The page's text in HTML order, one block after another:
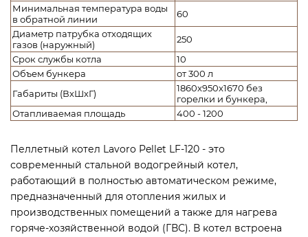
Минимальная температура воды
в обратной линии
60
Диаметр патрубка отходящих
газов (наружный)
250
Срок службы котла
10
Объем бункера
от 300 л
Габариты (ВхШхГ)
1860x950x1670 без
горелки и бункера,
Отапливаемая площадь
400 - 1200
Пеллетный котел Lavoro Pellet LF-120 - это
современный стальной водогрейный котел,
работающий в полностью автоматическом режиме,
предназначенный для отопления жилых и
производственных помещений а также для нагрева
горяче-хозяйственной водой (ГВС). В котел встроена